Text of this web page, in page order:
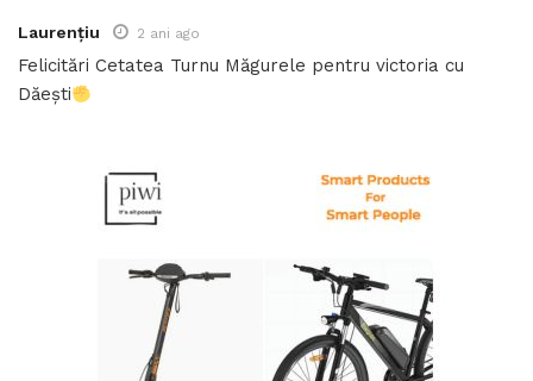
Laurențiu 2 ani ago
Felicitări Cetatea Turnu Măgurele pentru victoria cu
Dăești